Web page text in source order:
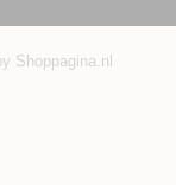
Shoppagina.nl